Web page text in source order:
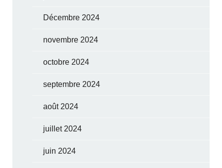
Décembre 2024
novembre 2024
octobre 2024
septembre 2024
août 2024
juillet 2024
juin 2024